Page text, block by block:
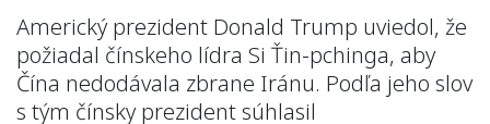
Americký prezident Donald Trump uviedol, že
požiadal čínskeho lídra Si Ťin-pchinga, aby
Čína nedodávala zbrane Iránu. Podľa jeho slov
s tým čínsky prezident súhlasil